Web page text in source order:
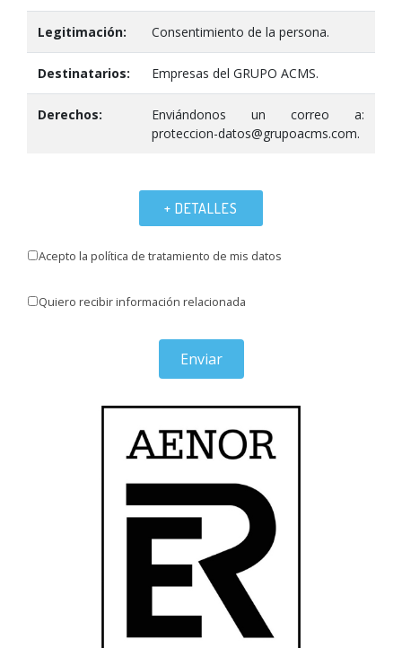
Legitimación: Consentimiento de la persona.
Destinatarios: Empresas del GRUPO ACMS.
Derechos:
Enviándonos un correo a:
proteccion-datos@grupoacms.com.
+ DETALLES
Acepto la política de tratamiento de mis datos
Quiero recibir información relacionada
Enviar